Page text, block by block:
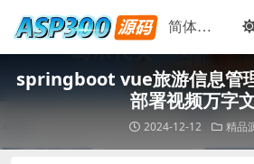
springboot vue旅游信息管
部署视频万字
2024-12-12 精品